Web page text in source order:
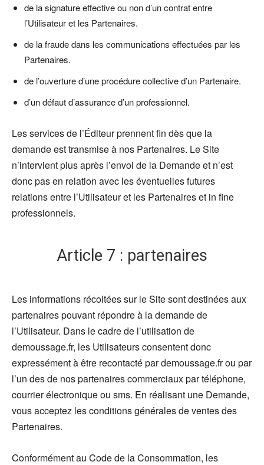
de la signature effective ou non d’un contrat entre
l’Utilisateur et les Partenaires.
de la fraude dans les communications effectuées par les
Partenaires.
de l’ouverture d’une procédure collective d’un Partenaire.
d’un défaut d’assurance d’un professionnel.
Les services de l’Éditeur prennent fin dès que la
demande est transmise à nos Partenaires. Le Site
n’intervient plus après l’envoi de la Demande et n’est
donc pas en relation avec les éventuelles futures
relations entre l’Utilisateur et les Partenaires et in fine
professionnels.
Article 7 : partenaires
Les informations récoltées sur le Site sont destinées aux
partenaires pouvant répondre à la demande de
l’Utilisateur. Dans le cadre de l’utilisation de
demoussage.fr, les Utilisateurs consentent donc
expressément à être recontacté par demoussage.fr ou par
l’un des de nos partenaires commerciaux par téléphone,
courrier électronique ou sms. En réalisant une Demande,
vous acceptez les conditions générales de ventes des
Partenaires.
Conformément au Code de la Consommation, les